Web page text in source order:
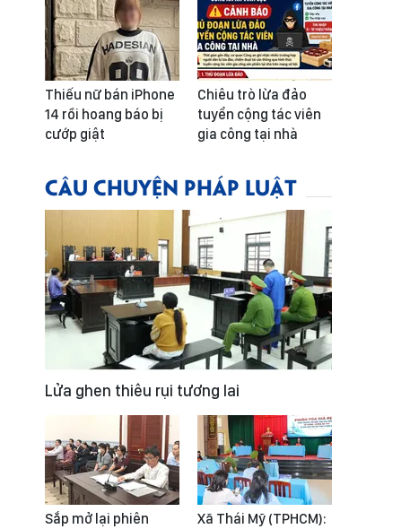
Thiếu nữ bán iPhone
14 rồi hoang báo bị
cướp giật
Chiêu trò lừa đảo
tuyển cộng tác viên
gia công tại nhà
CÂU CHUYỆN PHÁP LUẬT
Lửa ghen thiêu rụi tương lai
Sắp mở lại phiên
Xã Thái Mỹ (TPHCM):